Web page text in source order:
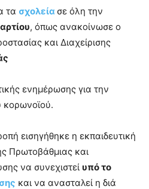
τα σχολεία σε όλη την
, όπως ανακοίνωσε ο
και Διαχείρισης
ενημέρωσης για την
κορωνοϊού.
εισηγήθηκε η εκπαιδευτική
Πρωτοβάθμιας και
να συνεχιστεί υπό το
και να ανασταλεί η διά